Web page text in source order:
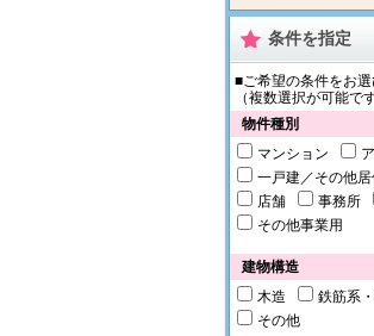
条件を指定
■ご希望の条件をお選
（複数選択が可能で
物件種別
マンション
一戸建／その他居
店舗
事務所
その他事業用
建物構造
木造
鉄筋系
その他